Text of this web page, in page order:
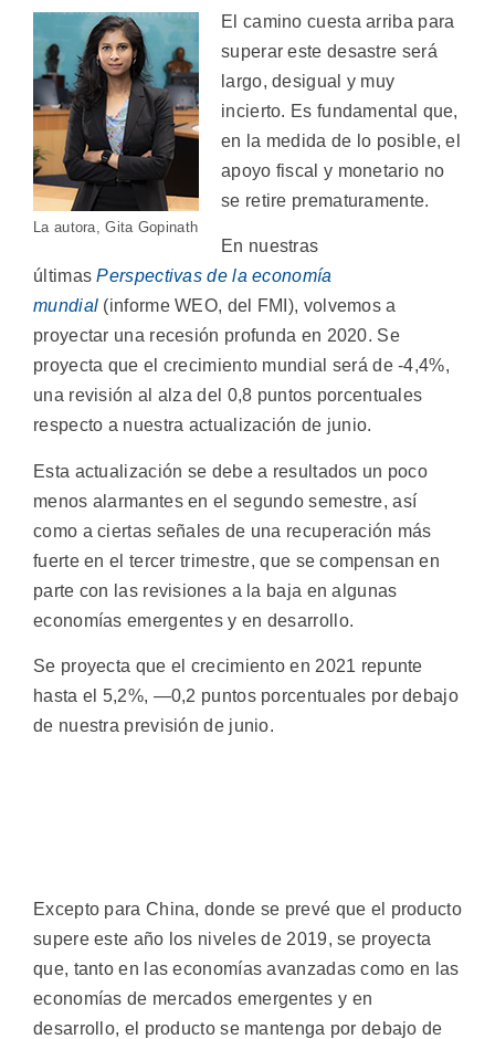
La autora, Gita Gopinath
El camino cuesta arriba para
superar este desastre será
largo, desigual y muy
incierto. Es fundamental que,
en la medida de lo posible, el
apoyo fiscal y monetario no
se retire prematuramente.
En nuestras
últimasPerspectivas de la economía
mundial (informe WEO, del FMI), volvemos a
proyectar una recesión profunda en 2020. Se
proyecta que el crecimiento mundial será de -4,4%,
una revisión al alza del 0,8 puntos porcentuales
respecto a nuestra actualización de junio.
Esta actualización se debe a resultados un poco
menos alarmantes en el segundo semestre, así
como a ciertas señales de una recuperación más
fuerte en el tercer trimestre, que se compensan en
parte con las revisiones a la baja en algunas
economías emergentes y en desarrollo.
Se proyecta que el crecimiento en 2021 repunte
hasta el 5,2%, —0,2 puntos porcentuales por debajo
de nuestra previsión de junio.
Excepto para China, donde se prevé que el producto
supere este año los niveles de 2019, se proyecta
que, tanto en las economías avanzadas como en las
economías de mercados emergentes y en
desarrollo, el producto se mantenga por debajo de